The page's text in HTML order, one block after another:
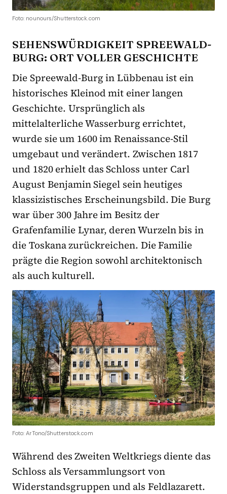
Foto: nounours/Shutterstock.com
SEHENSWÜRDIGKEIT SPREEWALD-
BURG: ORT VOLLER GESCHICHTE
Die Spreewald-Burg in Lübbenau ist ein
historisches Kleinod mit einer langen
Geschichte. Ursprünglich als
mittelalterliche Wasserburg errichtet,
wurde sie um 1600 im Renaissance-Stil
umgebaut und verändert. Zwischen 1817
und 1820 erhielt das Schloss unter Carl
August Benjamin Siegel sein heutiges
klassizistisches Erscheinungsbild. Die Burg
war über 300 Jahre im Besitz der
Grafenfamilie Lynar, deren Wurzeln bis in
die Toskana zurückreichen. Die Familie
prägte die Region sowohl architektonisch
als auch kulturell.
Foto: ArTono/Shutterstock.com
Während des Zweiten Weltkriegs diente das
Schloss als Versammlungsort von
Widerstandsgruppen und als Feldlazarett.